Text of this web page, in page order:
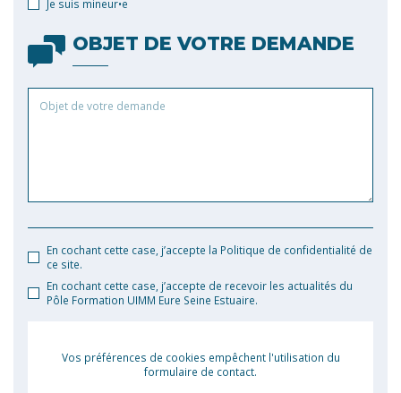
qui
intéresse
Je suis mineur•e
OBJET DE VOTRE DEMANDE
de
En cochant cette case, j’accepte la Politique de confidentialité de
ce site.
En cochant cette case, j’accepte de recevoir les actualités du
Pôle Formation UIMM Eure Seine Estuaire.
Vos préférences de cookies empêchent l'utilisation du
formulaire de contact.